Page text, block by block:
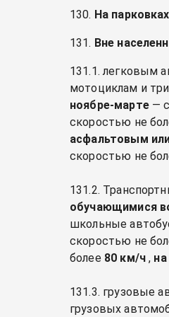
130. На парковках
131. Вне
131.1. легковым
мотоциклам и
ноябре-марте—
скоростью не
асфальтовым
скоростью не
131.2.
обучающимися
школьные
скоростью не
более 80 км/ч,
131.3. грузовые
грузовых